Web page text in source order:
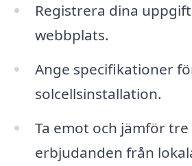
Registrera dina
webbplats.
Ange specifikationer
solcellsinstallation.
Ta emot och jämför tre
erbjudanden från